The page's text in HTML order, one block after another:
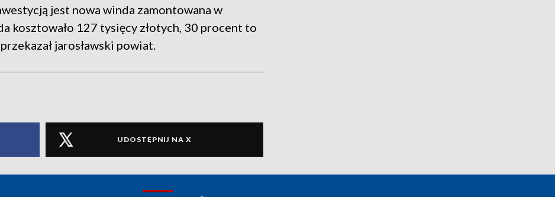
jest nowa winda zamontowana w
kosztowało 127 tysięcy złotych, 30 procent to
jarosławski powiat.
UDOSTĘPNIJ NA X